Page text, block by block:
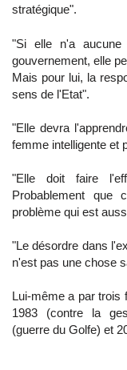
stratégique".
"Si elle n'a aucune
gouvernement, elle
Mais pour lui, la
sens de l'Etat".
"Elle devra
femme intelligente et
"Elle doit faire
Probablement que
problème qui est
"Le désordre dans
n'est pas une chose
Lui-même a par trois
1983 (contre la
(guerre du Golfe) et